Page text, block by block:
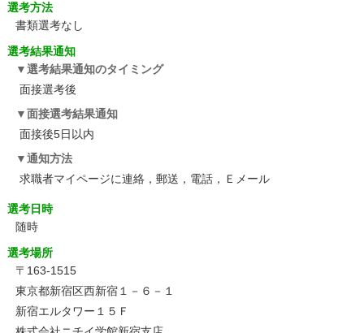
選考方法
書類選考なし
選考結果通知
選考結果通知のタイミング
面接選考後
面接選考結果通知
面接後5日以内
通知方法
求職者マイページに連絡，郵送，電話，Ｅメール
選考日時
随時
選考場所
〒163-1515
東京都新宿区西新宿１－６－１
新宿エルタワー１５Ｆ